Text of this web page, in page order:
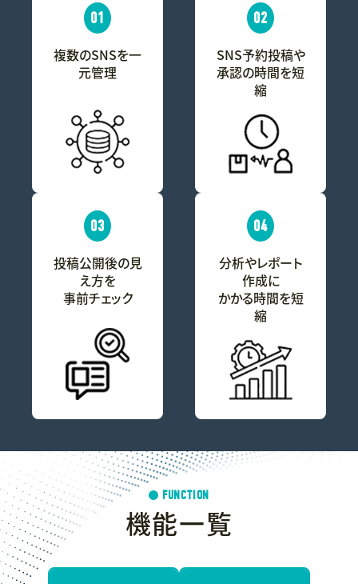
01
複数のSNSを一
元管理
02
SNS予約投稿や
承認の時間を短
縮
03
投稿公開後の見
え方を
事前チェック
04
分析やレポート
作成に
かかる時間を短
縮
FUNCTION
機能一覧